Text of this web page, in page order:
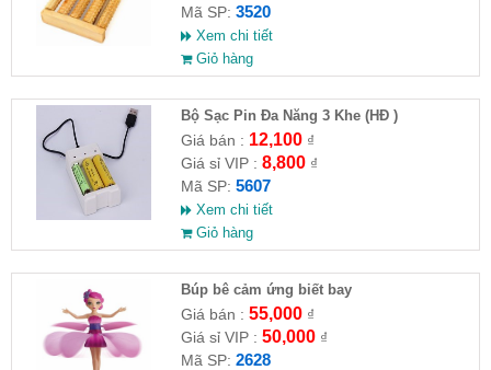
Mã SP: 3520
Xem chi tiết
Giỏ hàng
Bộ Sạc Pin Đa Năng 3 Khe (HĐ )
Giá bán : 12,100₫
Giá sỉ VIP : 8,800₫
Mã SP: 5607
Xem chi tiết
Giỏ hàng
​Búp bê cảm ứng biết bay
Giá bán : 55,000₫
Giá sỉ VIP : 50,000₫
Mã SP: 2628